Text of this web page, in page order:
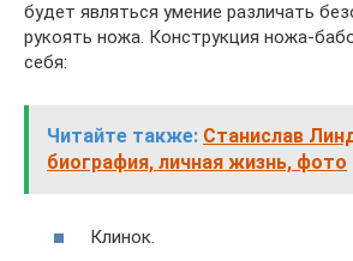
будет являться умение различать
рукоять ножа. Конструкция ножа-
себя:
Читайте также: Станислав
биография, личная жизнь, фото
Клинок.